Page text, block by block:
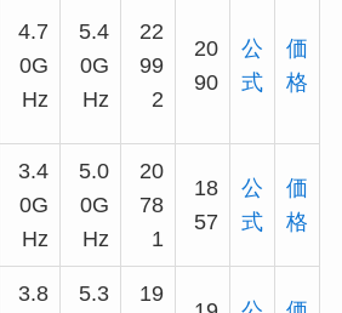
4.7
0G
Hz
5.4
0G
Hz
22
99
2
20
90
公
式
価
格
3.4
0G
Hz
5.0
0G
Hz
20
78
1
18
57
公
式
価
格
3.8
5.3
19